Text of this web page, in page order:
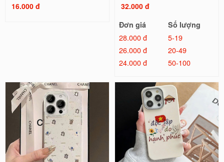
16.000 đ
32.000 đ
Đơn giá
Số lượng
28.000 đ
5-19
26.000 đ
20-49
24.000 đ
50-100